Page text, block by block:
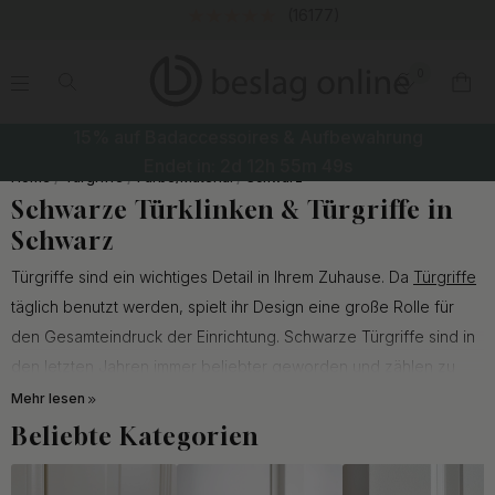
Home Türgriffe Farbe/Material Schwarz
Schwarze Türklinken & Türgriffe in
Schwarz
Türgriffe sind ein wichtiges Detail in Ihrem Zuhause. Da Türgriffe
täglich benutzt werden, spielt ihr Design eine große Rolle für
den Gesamteindruck der Einrichtung. Schwarze Türgriffe sind in
den letzten Jahren immer beliebter geworden und zählen zu
den aktuellen Einrichtungstrends. Unsere schwarzen Türgriffe
sind sowohl in klassischem als auch in modernem Design
Mehr lesen
Beliebte Kategorien